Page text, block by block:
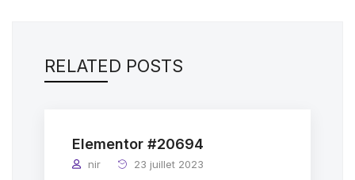
RELATED POSTS
Elementor #20694
nir 23 juillet 2023